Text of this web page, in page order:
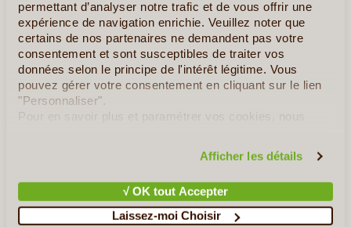
permettant d’analyser notre trafic et de vous offrir une
expérience de navigation enrichie. Veuillez noter que
certains de nos partenaires ne demandent pas votre
consentement et sont susceptibles de traiter vos
données selon le principe de l'intérêt légitime. Vous
pouvez gérer votre consentement en cliquant sur le lien
"Personnaliser".
Pour en savoir plus et paramétrer vos cookies, nous
Afficher les détails
√ OK tout Accepter
Laissez-moi Choisir
Indiquez ici les régions ou sites que vous souhaitez
découvrir ou bien l'itinéraire souhaité (soyez le plus
précis possible).